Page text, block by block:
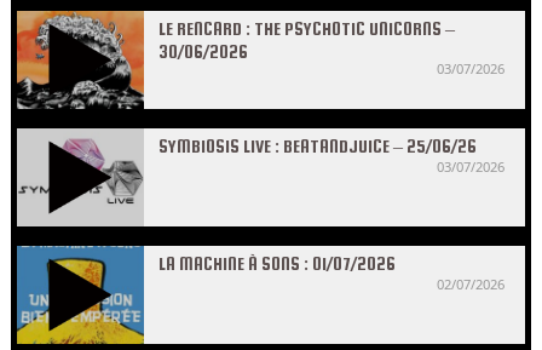
LE RENCARD : THE PSYCHOTIC UNICORNS –
30/06/2026
03/07/2026
SYMBIOSIS LIVE : BEATANDJUICE – 25/06/26
03/07/2026
LA MACHINE À SONS : 01/07/2026
02/07/2026